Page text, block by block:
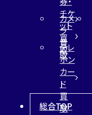
チケ
ット
買
取
カメ
ラ
買
取
テレ
ホン
カー
ド
買
取
総合TOP